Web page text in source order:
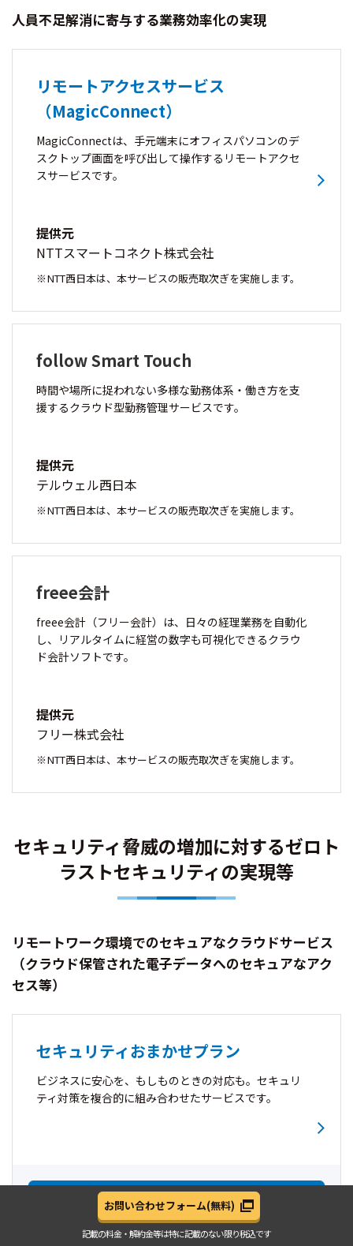
人員不足解消に寄与する業務効率化の実現
リモートアクセスサービス
（MagicConnect）
MagicConnectは、手元端末にオフィスパソコンのデ
スクトップ画面を呼び出して操作するリモートアクセ
スサービスです。
提供元
NTTスマートコネクト株式会社
NTT西日本は、本サービスの販売取次ぎを実施します。
follow Smart Touch
時間や場所に捉われない多様な勤務体系・働き方を支
援するクラウド型勤務管理サービスです。
提供元
テルウェル西日本
NTT西日本は、本サービスの販売取次ぎを実施します。
freee会計
freee会計（フリー会計）は、日々の経理業務を自動化
し、リアルタイムに経営の数字も可視化できるクラウ
ド会計ソフトです。
提供元
フリー株式会社
NTT西日本は、本サービスの販売取次ぎを実施します。
セキュリティ脅威の増加に対するゼロト
ラストセキュリティの実現等
リモートワーク環境でのセキュアなクラウドサービス
（クラウド保管された電子データへのセキュアなアク
セス等）
セキュリティおまかせプラン
ビジネスに安心を、もしものときの対応も。セキュリ
ティ対策を複合的に組み合わせたサービスです。
資料を見る（無料）
お問い合わせフォーム(無料)
記載の料金・解約金等は特に記載のない限り税込です